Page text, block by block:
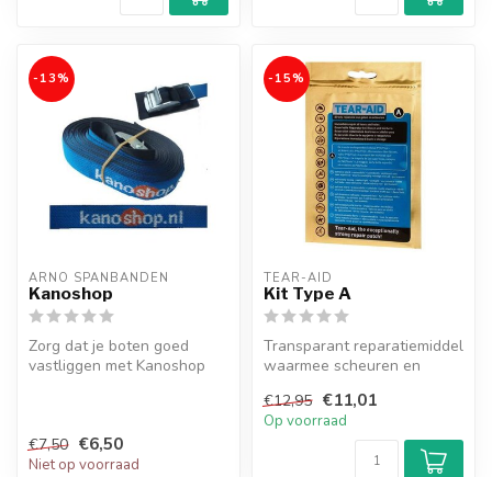
-13%
ARNO SPANBANDEN
Kanoshop
Zorg dat je boten goed
vastliggen met Kanoshop
€7,50 €6,50
Niet op voorraad
-15%
TEAR-AID
Kit Type A
Transparant reparatiemiddel
waarmee scheuren en
eenvoud...
€12,95 €11,01
Op voorraad